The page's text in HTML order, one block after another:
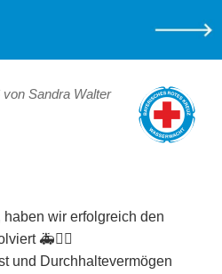
Sandra Walter
wir erfolgreich den
🚑🏊‍♂️
und Durchhaltevermögen